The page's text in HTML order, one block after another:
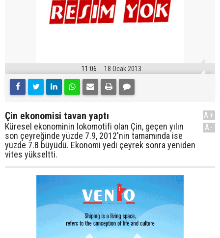
11:06 18 Ocak 2013
Çin ekonomisi tavan yaptı
Küresel ekonominin lokomotifi olan Çin, geçen yılın
son çeyreğinde yüzde 7.9, 2012'nin tamamında ise
yüzde 7.8 büyüdü. Ekonomi yedi çeyrek sonra yeniden
vites yükseltti.
A+
A-